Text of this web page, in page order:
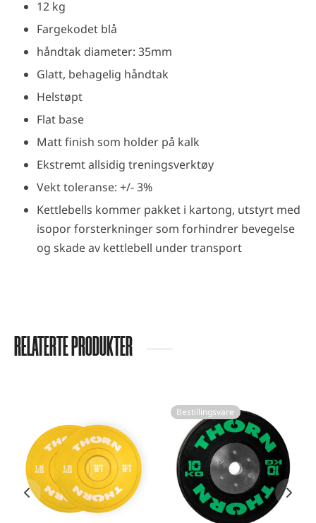
12 kg
Fargekodet blå
håndtak diameter: 35mm
Glatt, behagelig håndtak
Helstøpt
Flat base
Matt finish som holder på kalk
Ekstremt allsidig treningsverktøy
Vekt toleranse: +/- 3%
Kettlebells kommer pakket i kartong, utstyrt med
isopor forsterkninger som forhindrer bevegelse
og skade av kettlebell under transport
RELATERTE PRODUKTER
Bestillingsvare